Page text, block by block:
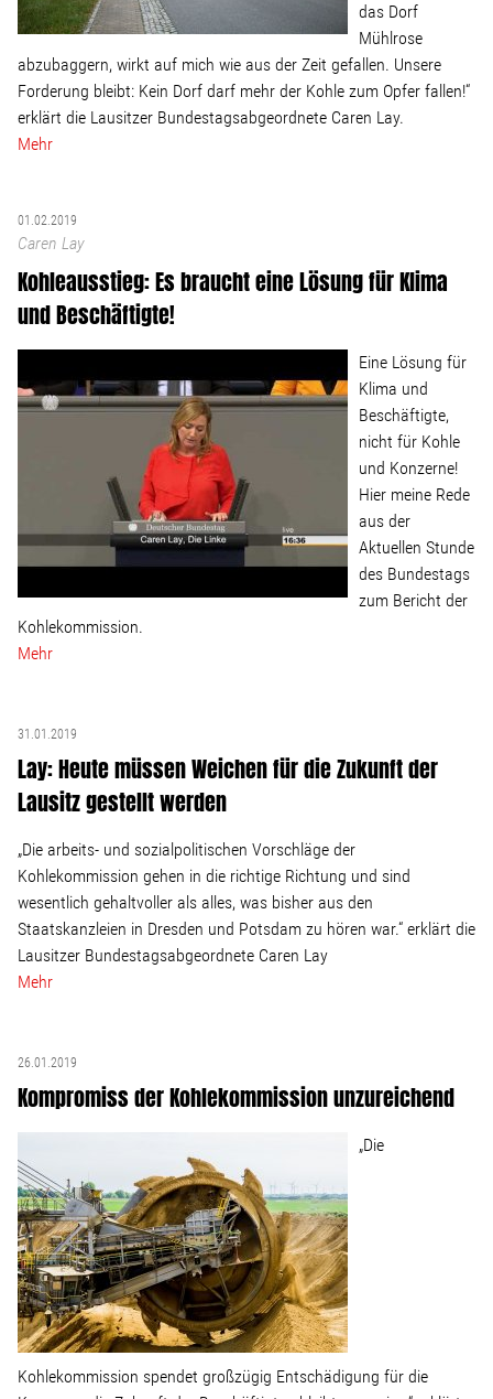
das Dorf
Mühlrose
abzubaggern, wirkt auf mich wie aus der Zeit gefallen. Unsere
Forderung bleibt: Kein Dorf darf mehr der Kohle zum Opfer fallen!“
erklärt die Lausitzer Bundestagsabgeordnete Caren Lay.
Mehr
01.02.2019
Caren Lay
Kohleausstieg: Es braucht eine Lösung für Klima
und Beschäftigte!
Eine Lösung für
Klima und
Beschäftigte,
nicht für Kohle
und Konzerne!
Hier meine Rede
aus der
Aktuellen Stunde
des Bundestags
zum Bericht der
Kohlekommission.
Mehr
31.01.2019
Lay: Heute müssen Weichen für die Zukunft der
Lausitz gestellt werden
„Die arbeits- und sozialpolitischen Vorschläge der
Kohlekommission gehen in die richtige Richtung und sind
wesentlich gehaltvoller als alles, was bisher aus den
Staatskanzleien in Dresden und Potsdam zu hören war.“ erklärt die
Lausitzer Bundestagsabgeordnete Caren Lay
Mehr
26.01.2019
Kompromiss der Kohlekommission unzureichend
„Die
Kohlekommission spendet großzügig Entschädigung für die